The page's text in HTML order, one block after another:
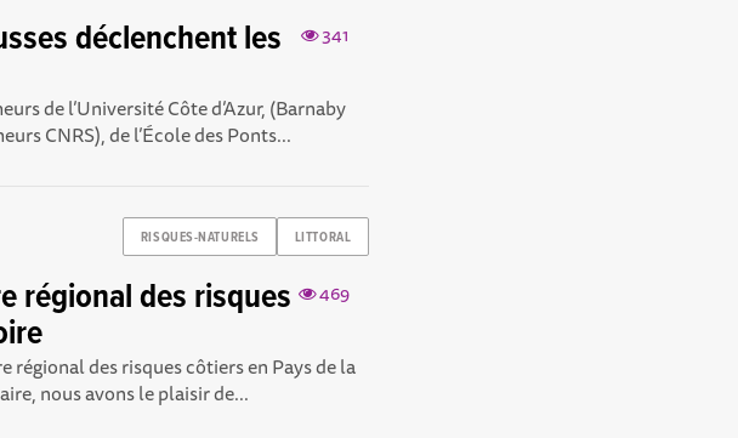
341
déclenchent les
de l’Université Côte d’Azur, (Barnaby
CNRS), de l’École des Ponts...
RISQUES-NATURELS LITTORAL
469
régional des risques
régional des risques côtiers en Pays de la
nous avons le plaisir de...